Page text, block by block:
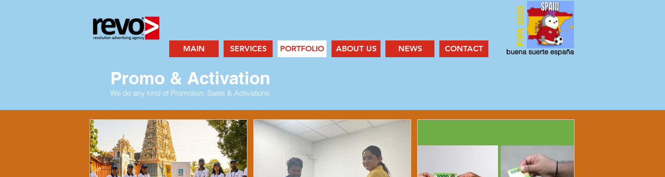
MAIN SERVICES PORTFOLIO ABOUT US NEWS CONTACT buena suerte españa
FIFA 2026
Promo & Activation
We do any kind of Promotion, Sales & Activations